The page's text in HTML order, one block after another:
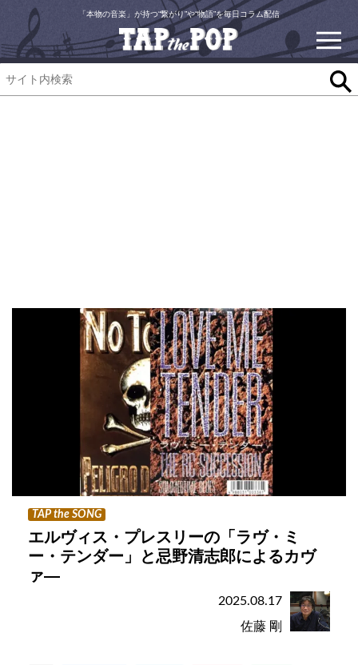
「本物の音楽」が持つ“繋がり”や“物語”を毎日コラム配信
TAP the SONG
エルヴィス・プレスリーの「ラヴ・ミ
ー・テンダー」と忌野清志郎によるカヴ
ァ―
2025.08.17
佐藤 剛